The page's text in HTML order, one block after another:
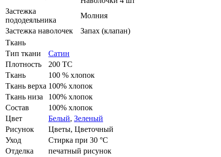
Застежка
пододеяльника
Молния
Застежка наволочек
Запах (клапан)
Ткань
Тип ткани
Сатин
Плотность
200 ТС
Ткань
100 % хлопок
Ткань верха 100% хлопок
Ткань низа
100% хлопок
Состав
100% хлопок
Цвет
Белый, Зеленый
Рисунок
Цветы, Цветочный
Уход
Стирка при 30 °С
Отделка
печатный рисунок